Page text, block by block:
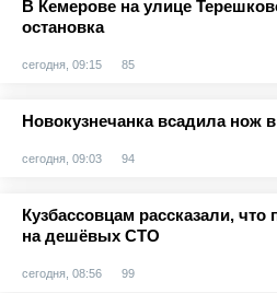
В Кемерове на улице
остановка
сегодня, 09:15 85
Новокузнечанка всадила нож
сегодня, 09:03 94
Кузбассовцам рассказали,
на дешёвых СТО
сегодня, 08:56 99